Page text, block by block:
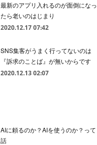
最新のアプリ入れるのが面倒になっ
たら老いのはじまり
2020.12.17 07:42
SNS集客がうまく行ってないのは
『訴求のことば』が無いからです
2020.12.13 02:07
AIに頼るのか？AIを使うのか？って
話